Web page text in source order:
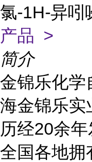
氯-1H-异吲
产品 >
简介
金锦乐化学
海金锦乐实
历经20余
全国各地拥